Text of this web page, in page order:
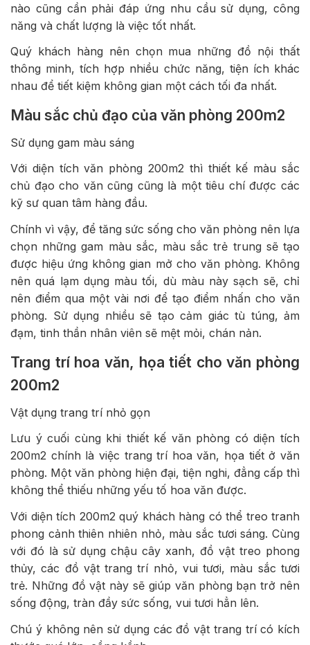
nào cũng cần phải đáp ứng nhu cầu sử dụng, công
năng và chất lượng là việc tốt nhất.
Quý khách hàng nên chọn mua những đồ nội thất
thông minh, tích hợp nhiều chức năng, tiện ích khác
nhau để tiết kiệm không gian một cách tối đa nhất.
Màu sắc chủ đạo của văn phòng 200m2
Sử dụng gam màu sáng
Với diện tích văn phòng 200m2 thì thiết kế màu sắc
chủ đạo cho văn cũng cũng là một tiêu chí được các
kỹ sư quan tâm hàng đầu.
Chính vì vậy, để tăng sức sống cho văn phòng nên lựa
chọn những gam màu sắc, màu sắc trẻ trung sẽ tạo
được hiệu ứng không gian mở cho văn phòng. Không
nên quá lạm dụng màu tối, dù màu này sạch sẽ, chỉ
nên điểm qua một vài nơi để tạo điểm nhấn cho văn
phòng. Sử dụng nhiều sẽ tạo cảm giác tù túng, ảm
đạm, tinh thần nhân viên sẽ mệt mỏi, chán nản.
Trang trí hoa văn, họa tiết cho văn phòng
200m2
Vật dụng trang trí nhỏ gọn
Lưu ý cuối cùng khi thiết kế văn phòng có diện tích
200m2 chính là việc trang trí hoa văn, họa tiết ở văn
phòng. Một văn phòng hiện đại, tiện nghi, đẳng cấp thì
không thể thiếu những yếu tố hoa văn được.
Với diện tích 200m2 quý khách hàng có thể treo tranh
phong cảnh thiên nhiên nhỏ, màu sắc tươi sáng. Cùng
với đó là sử dụng chậu cây xanh, đồ vật treo phong
thủy, các đồ vật trang trí nhỏ, vui tươi, màu sắc tươi
trẻ. Những đồ vật này sẽ giúp văn phòng bạn trở nên
sống động, tràn đầy sức sống, vui tươi hẳn lên.
Chú ý không nên sử dụng các đồ vật trang trí có kích